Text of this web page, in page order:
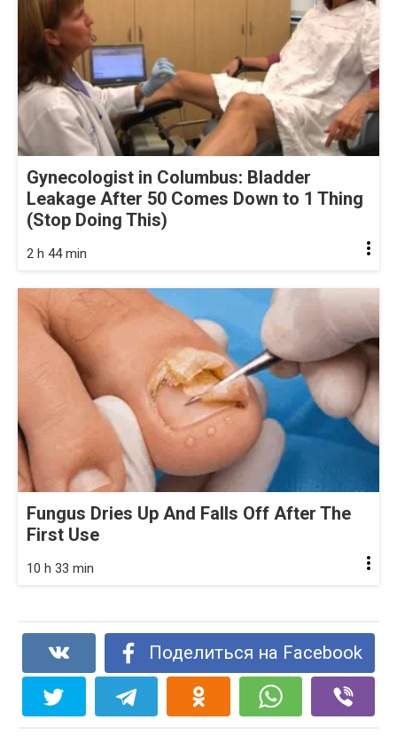
Gynecologist in Columbus: Bladder
Leakage After 50 Comes Down to 1 Thing
(Stop Doing This)
2 h 44 min
Fungus Dries Up And Falls Off After The
First Use
10 h 33 min
Поделиться на Facebook